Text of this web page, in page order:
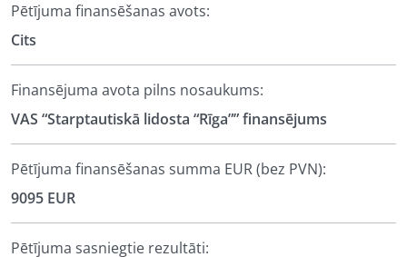
Pētījuma finansēšanas avots:
Cits
Finansējuma avota pilns nosaukums:
VAS “Starptautiskā lidosta “Rīga”” finansējums
Pētījuma finansēšanas summa EUR (bez PVN):
9095 EUR
Pētījuma sasniegtie rezultāti: